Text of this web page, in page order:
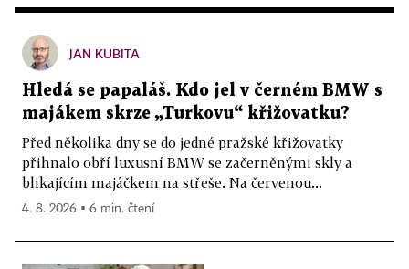
JAN KUBITA
Hledá se papaláš. Kdo jel v černém BMW s
majákem skrze „Turkovu“ křižovatku?
Před několika dny se do jedné pražské křižovatky
přihnalo obří luxusní BMW se začerněnými skly a
blikajícím majáčkem na střeše. Na červenou...
4. 8. 2026 ▪ 6 min. čtení